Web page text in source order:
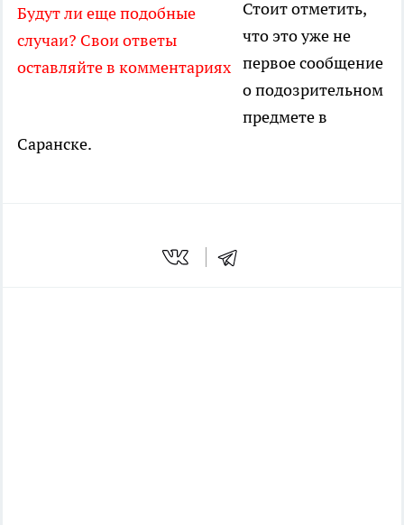
Будут ли еще подобные
случаи? Свои ответы
оставляйте в комментариях
Стоит отметить,
что это уже не
первое сообщение
о подозрительном
предмете в
Саранске.